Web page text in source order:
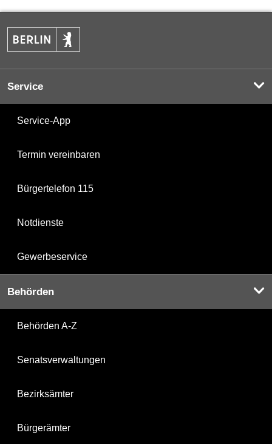
Service
Service-App
Termin vereinbaren
Bürgertelefon 115
Notdienste
Gewerbeservice
Behörden
Behörden A-Z
Senatsverwaltungen
Bezirksämter
Bürgerämter